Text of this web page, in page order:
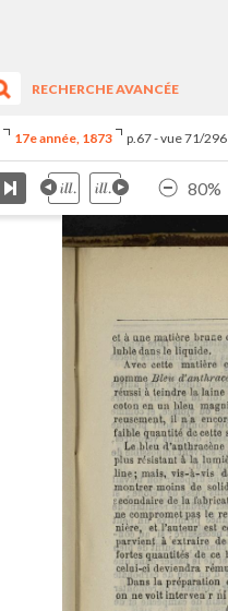
RECHERCHE AVANCÉE
17e année, 1873 p.67 - vue 71/296
80%